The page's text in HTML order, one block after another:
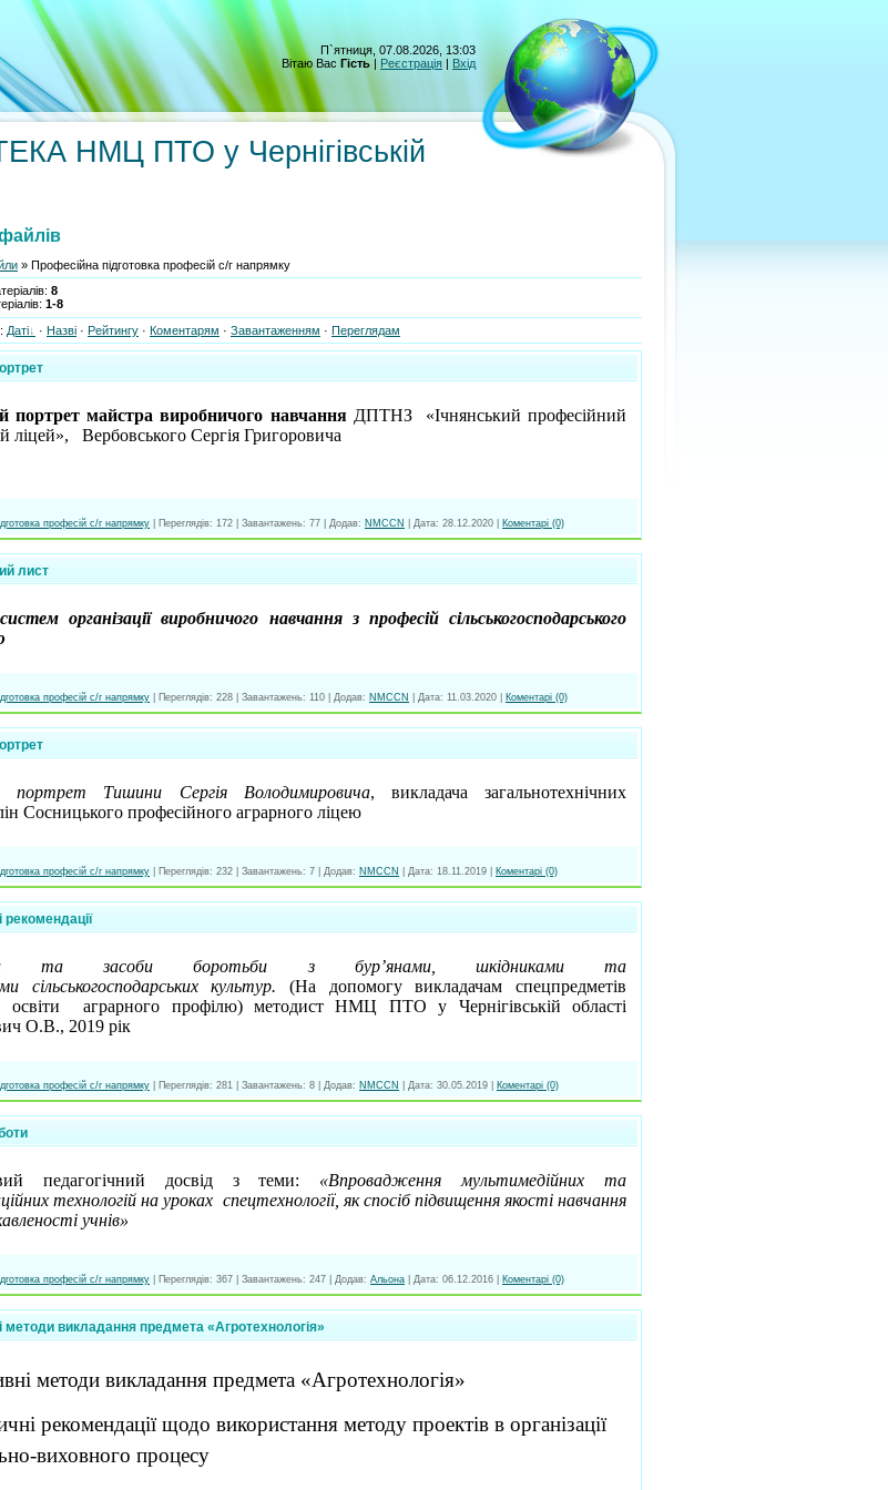
П`ятниця, 07.08.2026, 13:03
Вітаю Вас Гість | Реєстрація | Вхід
НМЦ ПТО у Чернігівській
» Професійна підготовка професій с/г напрямку
: 8
: 1-8
: Даті · Назві · Рейтингу · Коментарям · Завантаженням · Переглядам
портрет майстра виробничого навчанняДПТНЗ «Ічнянський професійний
ліцей», Вербовського Сергія Григоровича
професій с/г напрямку Переглядів: 172 Завантажень: 77 Додав: NMCCN Дата: 28.12.2020 Коментарі (0)
лист
організації виробничого навчання з професій сільськогосподарського
професій с/г напрямку Переглядів: 228 Завантажень: 110 Додав: NMCCN Дата: 11.03.2020 Коментарі (0)
портрет Тишини Сергія Володимировича, викладача загальнотехнічних
Сосницького професійного аграрного ліцею
професій с/г напрямку Переглядів: 232 Завантажень: 7 Додав: NMCCN Дата: 18.11.2019 Коментарі (0)
та засоби боротьби з бур’янами, шкідниками та
сільськогосподарських культур. (На допомогу викладачам спецпредметів
освіти аграрного профілю) методист НМЦ ПТО у Чернігівській області
О.В., 2019 рік
професій с/г напрямку Переглядів: 281 Завантажень: 8 Додав: NMCCN Дата: 30.05.2019 Коментарі (0)
педагогічний досвід з теми: «Впровадження мультимедійних та
технологій на уроках спецтехнології, як спосіб підвищення якості навчання
учнів»
професій с/г напрямку Переглядів: 367 Завантажень: 247 Додав: Альона Дата: 06.12.2016 Коментарі (0)
методи викладання предмета «Агротехнологія»
методи викладання предмета «Агротехнологія»
рекомендації щодо використання методу проектів в організації
виховного процесу